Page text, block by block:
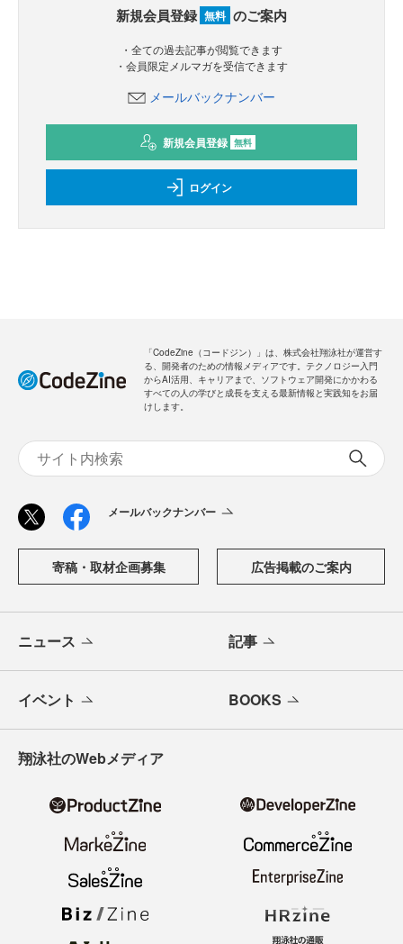
新規会員登録 無料 のご案内
・全ての過去記事が閲覧できます
・会員限定メルマガを受信できます
メールバックナンバー
新規会員登録 無料
ログイン
「CodeZine（コードジン）」は、株式会社翔泳社が運営す
る、開発者のための情報メディアです。テクノロジー入門
からAI活用、キャリアまで、ソフトウェア開発にかかわる
すべての人の学びと成長を支える最新情報と実践知をお届
けします。
メールバックナンバー
寄稿・取材企画募集 広告掲載のご案内
ニュース 記事
イベント BOOKS
翔泳社のWebメディア